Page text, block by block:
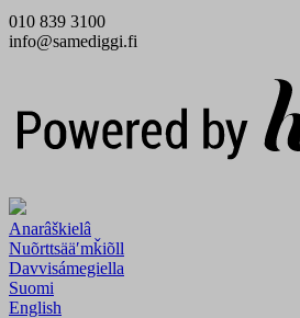
010 839 3100
info@samediggi.fi
Anarâškielâ
Nuõrttsääʹmǩiõll
Davvisámegiella
Suomi
English